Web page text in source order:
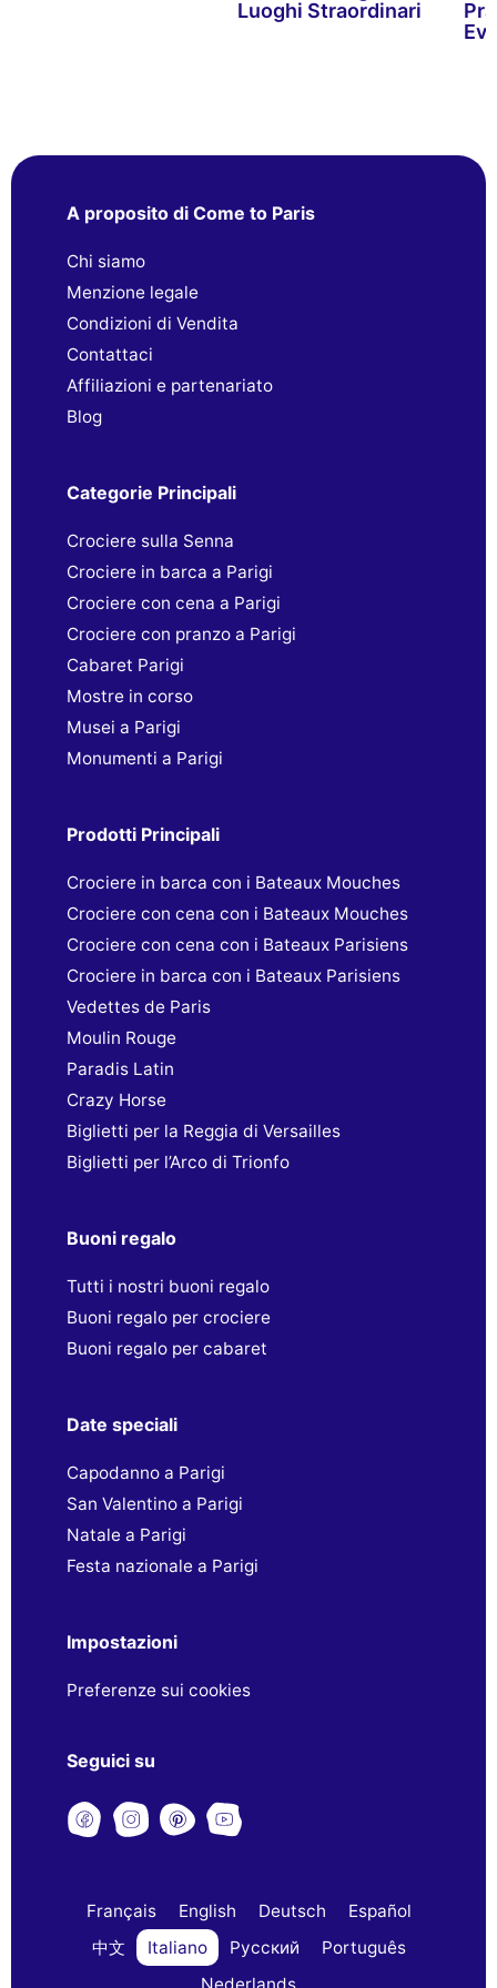
Luoghi Straordinari
A proposito di Come to Paris
Chi siamo
Menzione legale
Condizioni di Vendita
Contattaci
Affiliazioni e partenariato
Blog
Categorie Principali
Crociere sulla Senna
Crociere in barca a Parigi
Crociere con cena a Parigi
Crociere con pranzo a Parigi
Cabaret Parigi
Mostre in corso
Musei a Parigi
Monumenti a Parigi
Prodotti Principali
Crociere in barca con i Bateaux Mouches
Crociere con cena con i Bateaux Mouches
Crociere con cena con i Bateaux Parisiens
Crociere in barca con i Bateaux Parisiens
Vedettes de Paris
Moulin Rouge
Paradis Latin
Crazy Horse
Biglietti per la Reggia di Versailles
Biglietti per l’Arco di Trionfo
Buoni regalo
Tutti i nostri buoni regalo
Buoni regalo per crociere
Buoni regalo per cabaret
Date speciali
Capodanno a Parigi
San Valentino a Parigi
Natale a Parigi
Festa nazionale a Parigi
Impostazioni
Preferenze sui cookies
Seguici su
Français English Deutsch
Español
中文
Italiano Русский
Português
Nederlands